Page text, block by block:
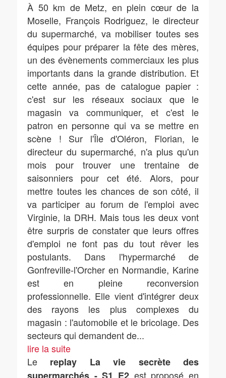
À 50 km de Metz, en plein cœur de la
Moselle, François Rodriguez, le directeur
du supermarché, va mobiliser toutes ses
équipes pour préparer la fête des mères,
un des évènements commerciaux les plus
importants dans la grande distribution. Et
cette année, pas de catalogue papier :
c'est sur les réseaux sociaux que le
magasin va communiquer, et c'est le
patron en personne qui va se mettre en
scène ! Sur l'Île d'Oléron, Florian, le
directeur du supermarché, n'a plus qu'un
mois pour trouver une trentaine de
saisonniers pour cet été. Alors, pour
mettre toutes les chances de son côté, il
va participer au forum de l'emploi avec
Virginie, la DRH. Mais tous les deux vont
être surpris de constater que leurs offres
d'emploi ne font pas du tout rêver les
postulants. Dans l'hypermarché de
Gonfreville-l'Orcher en Normandie, Karine
est en pleine reconversion
professionnelle. Elle vient d'intégrer deux
des rayons les plus complexes du
magasin : l'automobile et le bricolage. Des
secteurs qui demandent de...
lire la suite
Le replay La vie secrète des
est proposé en